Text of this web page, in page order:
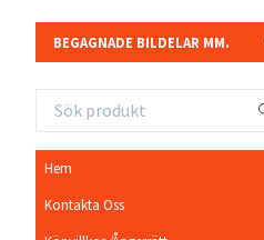
BEGAGNADE BILDELAR MM.
Hem
Kontakta Oss